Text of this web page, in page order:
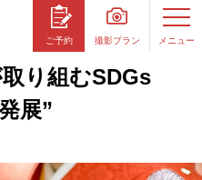
ご予約 撮影プラン メニュー
り組むSDGs
展”